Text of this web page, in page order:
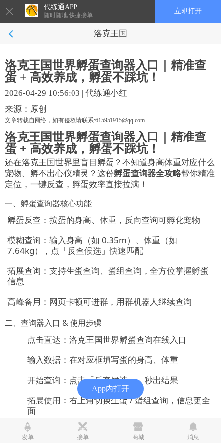
代练通APP
随时随地 快捷接单
立即打开
洛克王国
App内打开
洛克王国世界孵蛋查询器入口｜精准查
蛋 + 高效养成，孵蛋不踩坑！
2026-04-29 10:56:03 | 代练通小红
来源：原创
文章转载自网络，如有侵权请联系:615951915@qq.com
洛克王国世界孵蛋查询器入口｜精准查
蛋 + 高效养成，孵蛋不踩坑！
还在洛克王国世界里盲目孵蛋？不知道身高体重对应什么
宠物、孵不出心仪精灵？这份孵蛋查询器全攻略帮你精准
定位，一键反查，孵蛋效率直接拉满！
一、孵蛋查询器核心功能
孵蛋反查：按蛋的身高、体重，反向查询可孵化宠物
模糊查询：输入身高（如 0.35m）、体重（如
7.64kg），点「反查候选」快速匹配
拓展查询：支持生蛋查询、蛋组查询，全方位掌握孵蛋
信息
高峰备用：网页卡顿可进群，用群机器人继续查询
二、查询器入口 & 使用步骤
点击直达：洛克王国世界孵蛋查询在线入口
输入数据：在对应框填写蛋的身高、体重
开始查询：点击「反查候选」，秒出结果
拓展使用：右上角切换生蛋 / 蛋组查询，信息更全
面
三、高效孵蛋 + 轻松养成，代练通助力快人一步
发单 接单 商城 消息